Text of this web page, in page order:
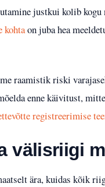
justkui kolib kogu
kohtaon juba hea
raamistik riski
enne käivitust,
registreerimise
välisriigi
ära, kuidas kõik